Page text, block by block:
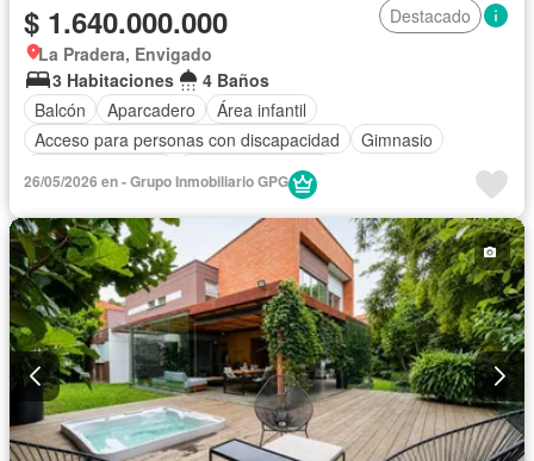
$ 1.640.000.000
Destacado
La Pradera, Envigado
3 Habitaciones
4 Baños
Balcón
Aparcadero
Área infantil
Acceso para personas con discapacidad
Gimnasio
Cuarto de servicio
26/05/2026 en - Grupo Inmobiliario GPG